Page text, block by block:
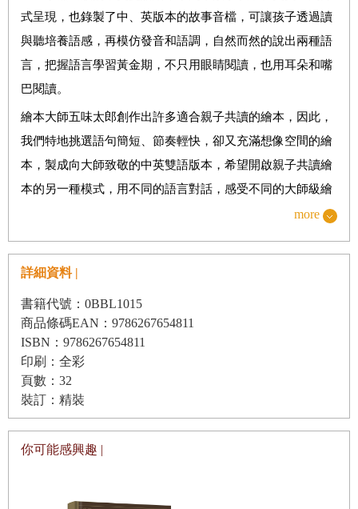
式呈現，也錄製了中、英版本的故事音檔，可讓孩子透過讀
與聽培養語感，再模仿發音和語調，自然而然的說出兩種語
言，把握語言學習黃金期，不只用眼睛閱讀，也用耳朵和嘴
巴閱讀。
繪本大師五味太郎創作出許多適合親子共讀的繪本，因此，
我們特地挑選語句簡短、節奏輕快，卻又充滿想像空間的繪
本，製成向大師致敬的中英雙語版本，希望開啟親子共讀繪
本的另一種模式，用不同的語言對話，感受不同的大師級繪
【給爸媽的話】
你的孩子覺得本書的主角是什麼動物呢？（據說五味太
郎畫的是小猴子！）小猴子忘了穿鞋、忘了戴帽子、忘了戴
幸運項鍊、忘了要去哪裡……這樣急急忙忙、丟三落四、不
斷往返家裡的過程，令人莞爾，而爸爸一直是旁觀者，直到
孩子需要時才伸出援手。「何時放手」、「何時出手」對父
母而言，從來不是容易的事，看到書中爸爸的淡定，是否有
助於減少「越看越著急、越著急越想幫忙」的念頭呢？
more
詳細資料 |
書籍代號：0BBL1015
商品條碼EAN：9786267654811
ISBN：9786267654811
印刷：全彩
頁數：32
裝訂：精裝
你可能感興趣 |